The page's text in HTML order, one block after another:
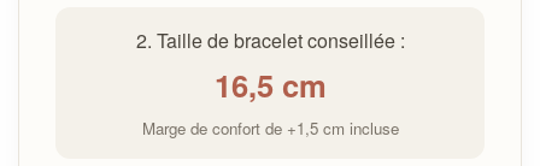
info@cybelepierres.frdans les 14 jours suivant la
Si un défaut est constaté, un remplacement ou une
réparation sera proposé selonles conditions
2. Taille de bracelet conseillée :
16,5cm
Marge de confort de +1,5 cm incluse